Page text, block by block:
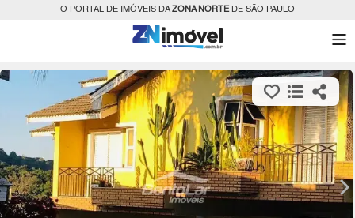
O PORTAL DE IMÓVEIS DAZONA NORTEDE SÃO PAULO